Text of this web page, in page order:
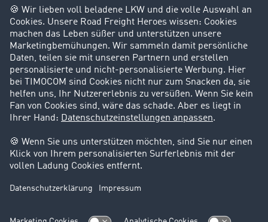
Success Stories
Karriere
Support
Kontakt
Rechtliches
Impressum
AGB